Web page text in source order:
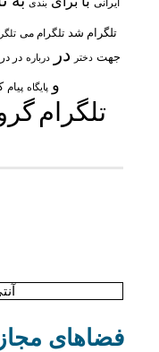
ایرانی بندی
تلگرام شد تلگرام می
جهت دختر در درباره در در
پایگاه پیام
تلگرام
فضاهای